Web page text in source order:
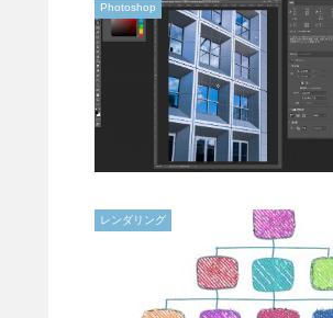
Photoshop
レンダリング